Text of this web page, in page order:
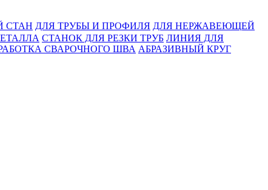
СТАН ДЛЯ ТРУБЫ И ПРОФИЛЯ ДЛЯ НЕРЖАВЕЮЩЕЙ
СТАНОК ДЛЯ РЕЗКИ ТРУБ ЛИНИЯ ДЛЯ
СВАРОЧНОГО ШВА АБРАЗИВНЫЙ КРУГ